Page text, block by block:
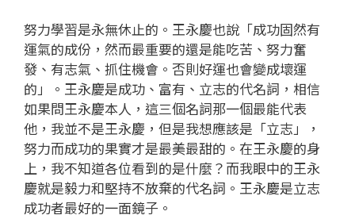
努力學習是永無休止的。王永慶也說「成功固然有
運氣的成份，然而最重要的還是能吃苦、努力奮
發、有志氣、抓住機會。否則好運也會變成壞運
的」。王永慶是成功、富有、立志的代名詞，相信
如果問王永慶本人，這三個名詞那一個最能代表
他，我並不是王永慶，但是我想應該是「立志」，
努力而成功的果實才是最美最甜的。在王永慶的身
上，我不知道各位看到的是什麼？而我眼中的王永
慶就是毅力和堅持不放棄的代名詞。王永慶是立志
成功者最好的一面鏡子。